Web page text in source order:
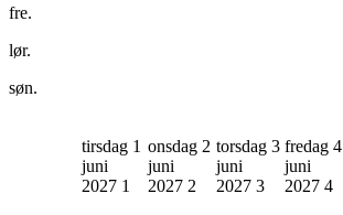
fre.
lør.
søn.
tirsdag 1
juni
2027 1
onsdag 2
juni
2027 2
torsdag 3
juni
2027 3
fredag 4
juni
2027 4